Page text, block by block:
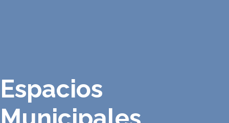
Espacios